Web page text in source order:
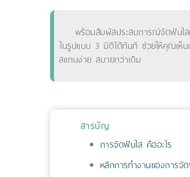
พร้อมสัมผัสประสบการณ์จัดฟันใ
ในรูปแบบ 3 มิติได้ทันที ช่วยให้คุณเห็
สแกนง่าย สบายกว่าเดิม
สารบัญ
การจัดฟันใส คืออะไร
หลักการทำงานของการจั